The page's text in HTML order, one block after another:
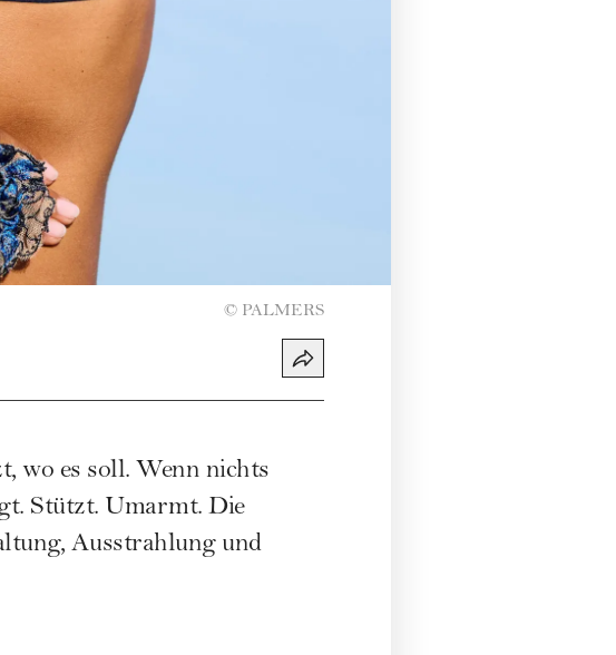
© PALMERS
wo es soll. Wenn nichts
Stützt. Umarmt. Die
Ausstrahlung und